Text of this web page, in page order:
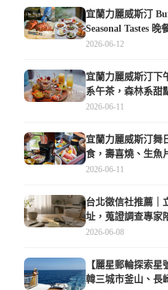
宜蘭力麗威斯汀
Seasonal Tastes 晚
2026-06-12
宜蘭力麗威斯汀下
系午茶，森林系甜
2026-06-11
宜蘭力麗威斯汀舞
食，壽喜燒、生魚
2026-06-11
台北徵信社推薦｜
址，蒐證調查專家
2026-06-08
【麗星郵輪探索星
韓三城市釜山、長